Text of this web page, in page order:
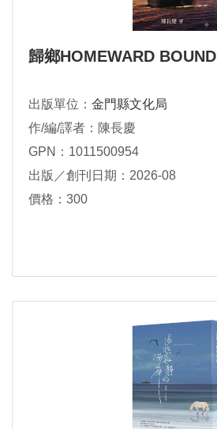
歸鄉HOMEWARD BOUND
出版單位： 金門縣文化局
作/編/譯者：陳長慶
GPN：1011500954
出版／創刊日期：2026-08
價格：300